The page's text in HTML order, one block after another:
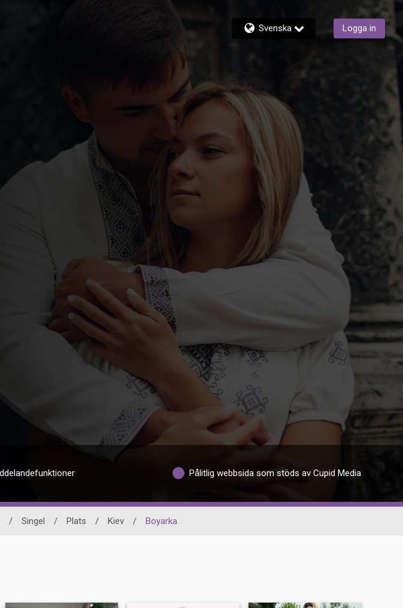
Svenska Logga in
Pålitlig webbsida som stöds av Cupid Media
/ Singel / Plats / Kiev / Boyarka